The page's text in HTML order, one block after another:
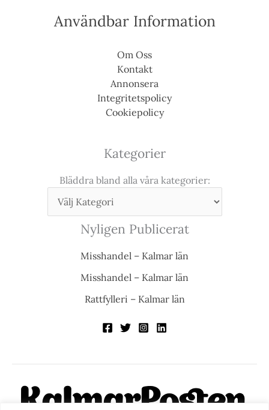
Användbar Information
Om Oss
Kontakt
Annonsera
Integritetspolicy
Cookiepolicy
Kategorier
Bläddra bland alla våra kategorier:
Nyligen Publicerat
Misshandel – Kalmar län
Misshandel – Kalmar län
Rattfylleri – Kalmar län